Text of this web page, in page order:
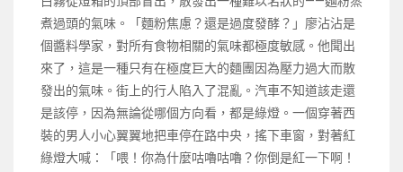
煮過頭的氣味。「麵粉焦慮？還是過度發酵？」廖沾沾是
個醬料學家，對所有食物相關的氣味都極度敏感。他聞出
來了，這是一種只有在極度巨大的麵團因為壓力過大而散
發出的氣味。街上的行人陷入了混亂。汽車不知道該走還
是該停，因為無論從哪個方向看，都是綠燈。一個穿著西
裝的男人小心翼翼地把車停在路中央，搖下車窗，對著紅
綠燈大喊：「喂！你為什麼咕嚕咕嚕？你倒是紅一下啊！